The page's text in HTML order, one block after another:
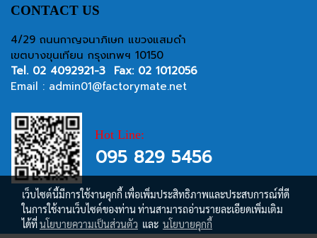
CONTACT US
4/29 ถนนกาญจนาภิเษก แขวงแสมดำ
เขตบางขุนเทียน กรุงเทพฯ 10150
Tel. 02 4092921-3 Fax: 02 1012056
Email : admin01@factorymate.net
Hot Line:
095 829 5456
เว็บไซต์นี้มีการใช้งานคุกกี้ เพื่อเพิ่มประสิทธิภาพและประสบการณ์ที่ดี
ในการใช้งานเว็บไซต์ของท่าน ท่านสามารถอ่านรายละเอียดเพิ่มเติม
ได้ที่นโยบายความเป็นส่วนตัว และ นโยบายคุกกี้